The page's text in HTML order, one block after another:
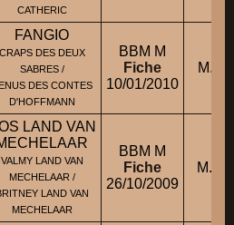
CATHERIC
FANGIO
CRAPS DES DEUX
SABRES /
DES CONTES
D'HOFFMANN
BBM M
Fiche
10/01/2010
M.
LAND VAN
VALMY LAND VAN
MECHELAAR /
LAND VAN
MECHELAAR
BBM M
Fiche
26/10/2009
M.